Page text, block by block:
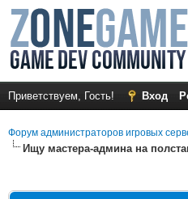
Приветствуем, Гость! Вход
Форум администраторов игровых
Ищу мастера-админа на